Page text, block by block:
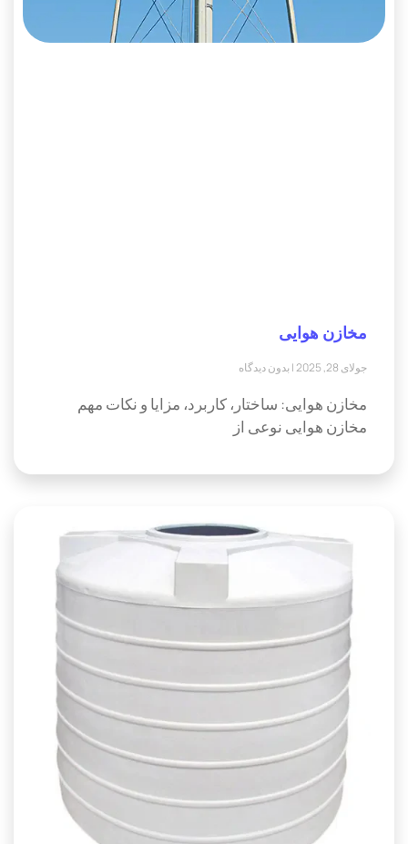
مخازن هوایی
جولای 28, 2025 بدون دیدگاه
مخازن هوایی: ساختار، کاربرد، مزایا و نکات مهم
مخازن هوایی نوعی از